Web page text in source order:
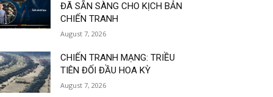
ĐÃ SẴN SÀNG CHO KỊCH BẢN
CHIẾN TRANH
August 7, 2026
CHIẾN TRANH MẠNG: TRIỀU
TIÊN ĐỐI ĐẦU HOA KỲ
August 7, 2026